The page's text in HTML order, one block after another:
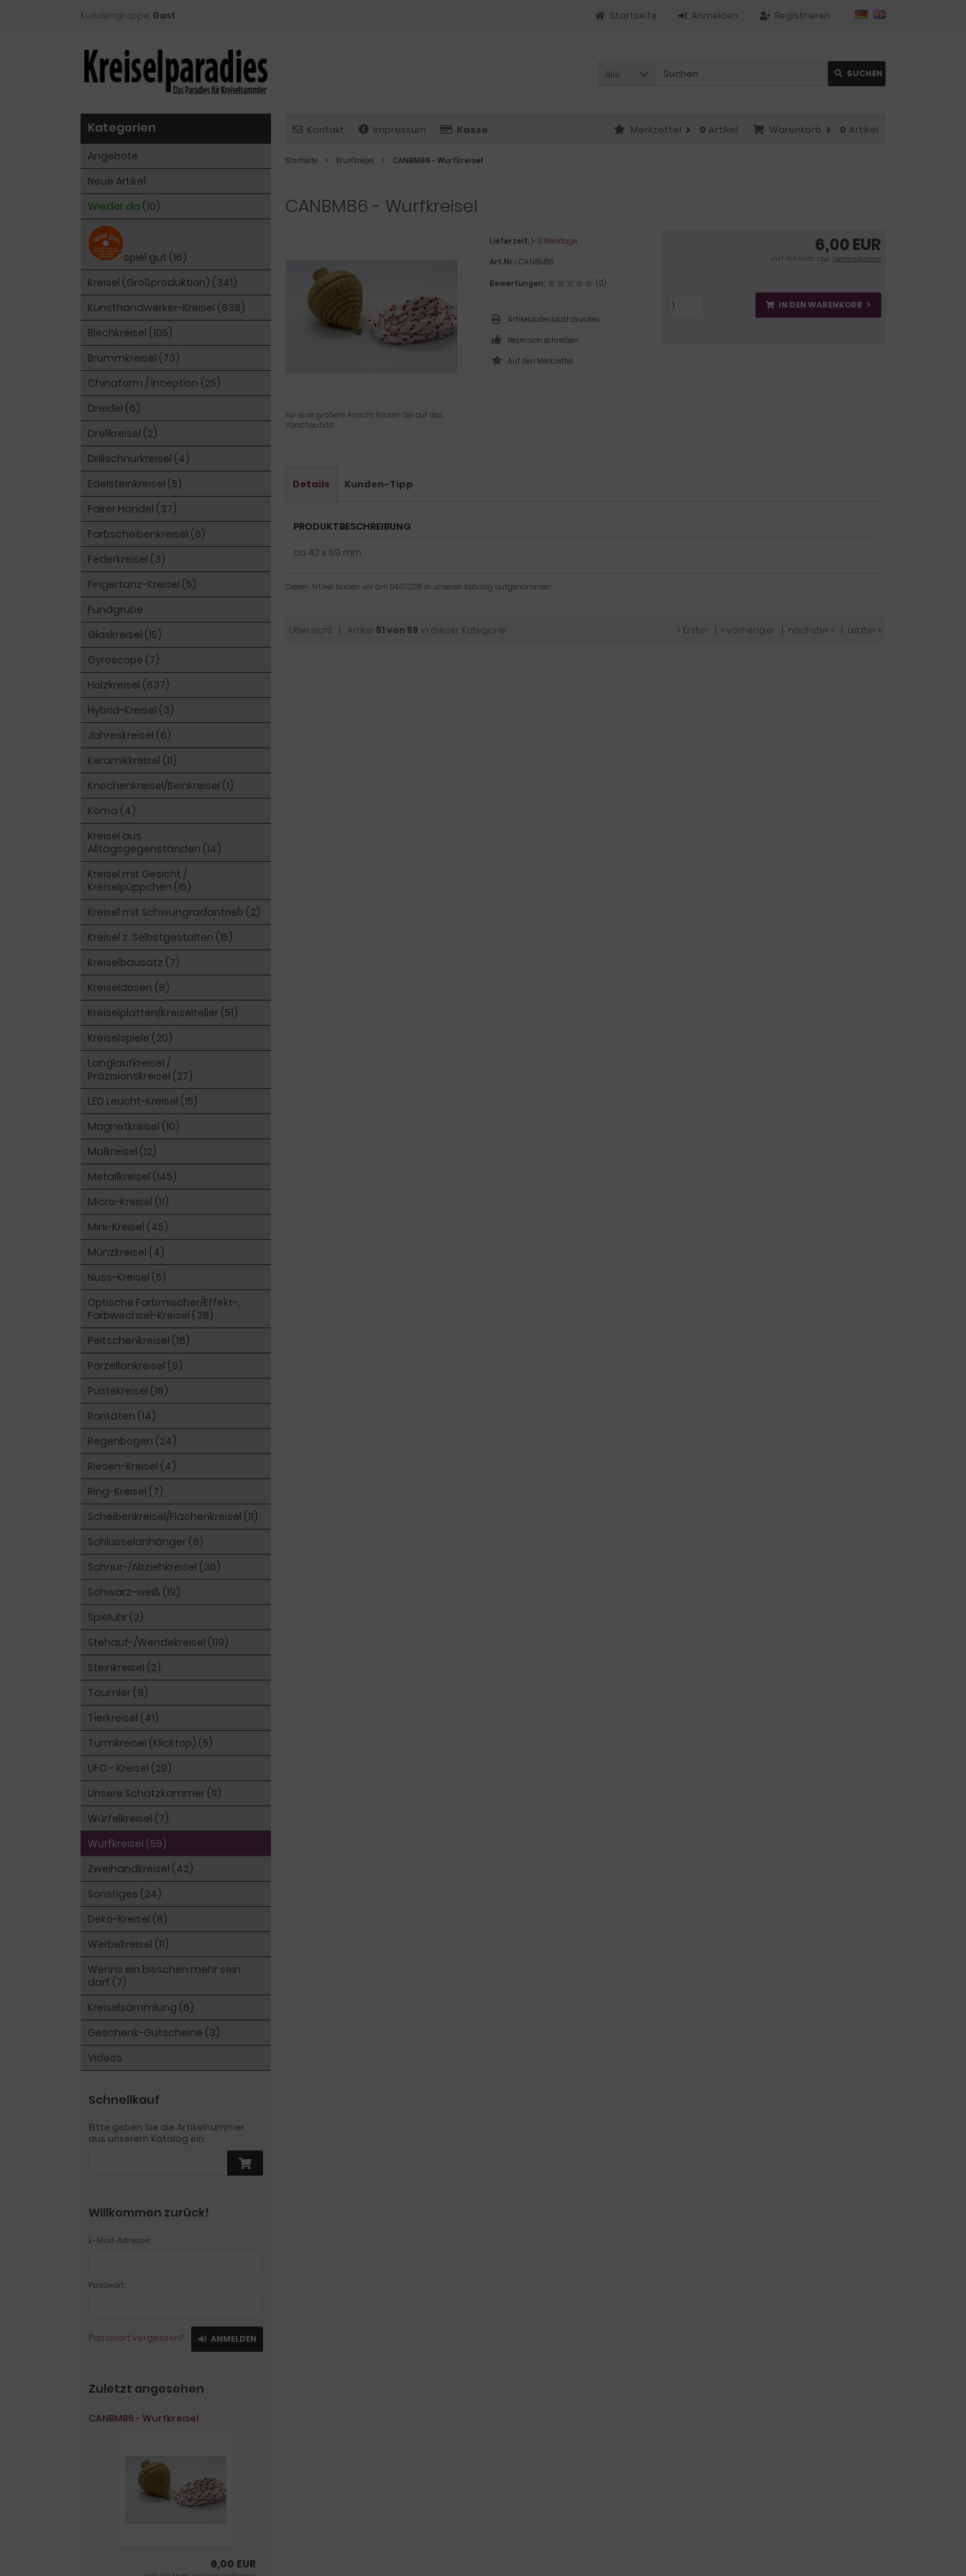
Kundengruppe: Gast Registrieren
Anmelden
Startseite
Alle SUCHEN
Kontakt Impressum Kasse Warenkorb 0 Artikel
Merkzettel 0 Artikel
Startseite Wurfkreisel CANBM86 - Wurfkreisel
CANBM86 - Wurfkreisel
Für eine größere Ansicht klicken Sie auf das
Vorschaubild
6,00 EUR
inkl. 19 % MwSt. zzgl.Versandkosten
IN DEN WARENKORB
Lieferzeit: 1-3 Werktage
Art.Nr.: CANBM86
Bewertungen:
(0)
Artikeldatenblatt drucken
Rezension schreiben
Details Kunden-Tipp
PRODUKTBESCHREIBUNG
ca. 42 x 59 mm
Diesen Artikel haben wir am 04.07.2018 in unseren Katalog aufgenommen.
Übersicht | Artikel 51 von 59 in dieser Kategorie « Erster « vorheriger nächster » Letzter »
Kategorien
Angebote
Neue Artikel
Wieder da (10)
spiel gut (16)
Kreisel (Großproduktion) (341)
Kunsthandwerker-Kreisel (638)
Blechkreisel (105)
Brummkreisel (73)
Chinaform / Inception (25)
Dreidel (6)
Drellkreisel (2)
Drillschnurkreisel (4)
Edelsteinkreisel (5)
Fairer Handel (37)
Farbscheibenkreisel (6)
Federkreisel (3)
Fingertanz-Kreisel (5)
Fundgrube
Glaskreisel (15)
Gyroscope (7)
Holzkreisel (637)
Hybrid-Kreisel (3)
Jahreskreisel (6)
Keramikkreisel (11)
Knochenkreisel/Beinkreisel (1)
Koma (4)
Kreisel aus
Alltagsgegenständen (14)
Kreisel mit Gesicht /
Kreiselpüppchen (15)
Kreisel mit Schwungradantrieb (2)
Kreisel z. Selbstgestalten (15)
Kreiselbausatz (7)
Kreiseldosen (8)
Kreiselplatten/Kreiselteller (51)
Kreiselspiele (20)
Langlaufkreisel /
Präzisionskreisel (27)
LED Leucht-Kreisel (15)
Magnetkreisel (10)
Malkreisel (12)
Metallkreisel (145)
Micro-Kreisel (11)
Mini-Kreisel (45)
Münzkreisel (4)
Nuss-Kreisel (5)
Optische Farbmischer/Effekt-,
Farbwechsel-Kreisel (38)
Peitschenkreisel (16)
Porzellankreisel (9)
Pustekreisel (18)
Raritäten (14)
Regenbogen (24)
Riesen-Kreisel (4)
Ring-Kreisel (7)
Scheibenkreisel/Flächenkreisel (11)
Schlüsselanhänger (8)
Schnur-/Abziehkreisel (36)
Schwarz-weiß (19)
Spieluhr (2)
Stehauf-/Wendekreisel (119)
Steinkreisel (2)
Taumler (9)
Tierkreisel (41)
Turmkreisel (Klicktop) (5)
UFO - Kreisel (29)
Unsere Schatzkammer (11)
Würfelkreisel (7)
Wurfkreisel (59)
Zweihandkreisel (42)
Sonstiges (24)
Deko-Kreisel (8)
Werbekreisel (11)
Wenns ein bisschen mehr sein
darf (7)
Kreiselsammlung (6)
Geschenk-Gutscheine (3)
Videos
Schnellkauf
Bitte geben Sie die Artikelnummer
aus unserem Katalog ein.
Willkommen zurück!
E-Mail-Adresse:
Passwort:
Passwort vergessen? ANMELDEN
Zuletzt angesehen
CANBM86 - Wurfkreisel
6,00 EUR